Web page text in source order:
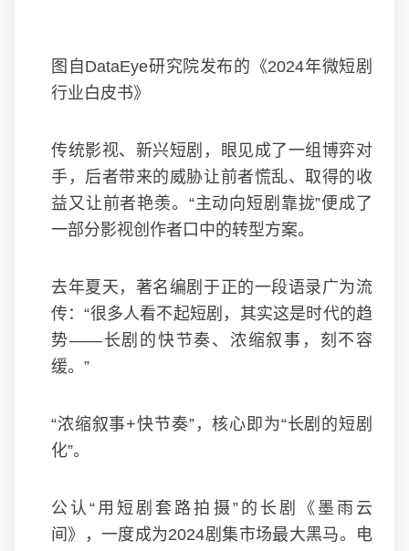
图自DataEye研究院发布的《2024年微短剧
行业白皮书》
传统影视、新兴短剧，眼见成了一组博弈对
手，后者带来的威胁让前者慌乱、取得的收
益又让前者艳羡。“主动向短剧靠拢”便成了
一部分影视创作者口中的转型方案。
去年夏天，著名编剧于正的一段语录广为流
传：“很多人看不起短剧，其实这是时代的趋
势——长剧的快节奏、浓缩叙事，刻不容
缓。”
“浓缩叙事+快节奏”，核心即为“长剧的短剧
化”。
公认“用短剧套路拍摄”的长剧《墨雨云
间》，一度成为2024剧集市场最大黑马。电